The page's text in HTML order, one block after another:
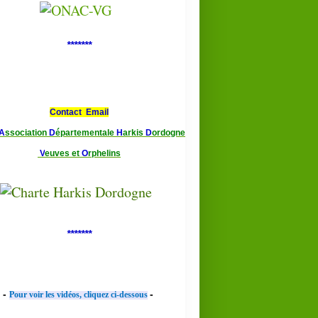
*******
Contact Email
ssociation Départementale Harkis Dordogne
Veuves et Orphelins
*******
- Pour voir les vidéos, cliquez ci-dessous -